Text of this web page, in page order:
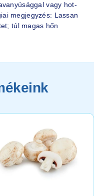
vagy hot-
megjegyzés: Lassan
túl magas hőn